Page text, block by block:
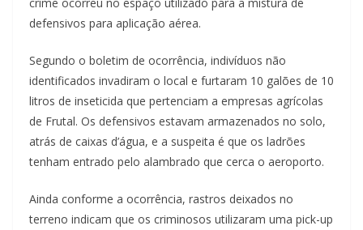
defensivos para aplicação aérea.
Segundo o boletim de ocorrência, indivíduos não
identificados invadiram o local e furtaram 10 galões de 10
litros de inseticida que pertenciam a empresas agrícolas
de Frutal. Os defensivos estavam armazenados no solo,
atrás de caixas d’água, e a suspeita é que os ladrões
tenham entrado pelo alambrado que cerca o aeroporto.
Ainda conforme a ocorrência, rastros deixados no
terreno indicam que os criminosos utilizaram uma pick-up